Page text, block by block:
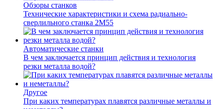
Обзоры станков
Технические характеристики и схема радиально-
сверлильного станка 2М55
Автоматические станки
В чем заключается принцип действия и технология
резки металла водой?
Другое
При каких температурах плавятся различные металлы и